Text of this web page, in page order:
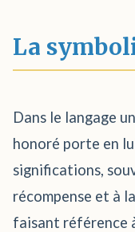
La
Dans le langage
honoré porte en
significations,
récompense et à
faisant référence